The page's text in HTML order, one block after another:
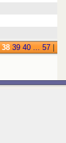
38 39 40 ... 57